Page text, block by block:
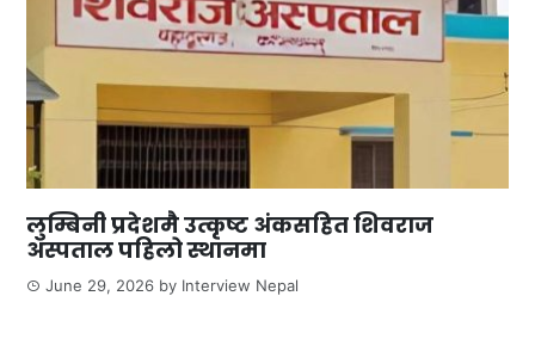
लुम्बिनी प्रदेशमै उत्कृष्ट अंकसहित शिवराज
अस्पताल पहिलो स्थानमा
June 29, 2026 by Interview Nepal